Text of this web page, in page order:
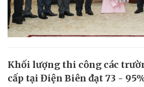
Khối lượng thi công các
cấp tại Điện Biên đạt 73 -